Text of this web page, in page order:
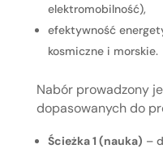
elektromobilność),
efektywność
kosmiczne i morskie.
Nabór prowadzony
dopasowanych do
Ścieżka 1 (nauka) –